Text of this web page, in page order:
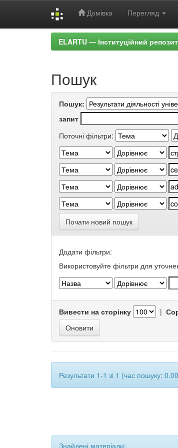
Домівка Перегляд
ELARTU — Інституційний
Пошук
Пошук:
запит
Поточні фільтри:
Почати новий пошук
Додати фільтри:
Використовуйте фільтри для
Вивести на сторінку |
Результати 1-1 зі 1 (час пошуку:
Знайдені матеріали: